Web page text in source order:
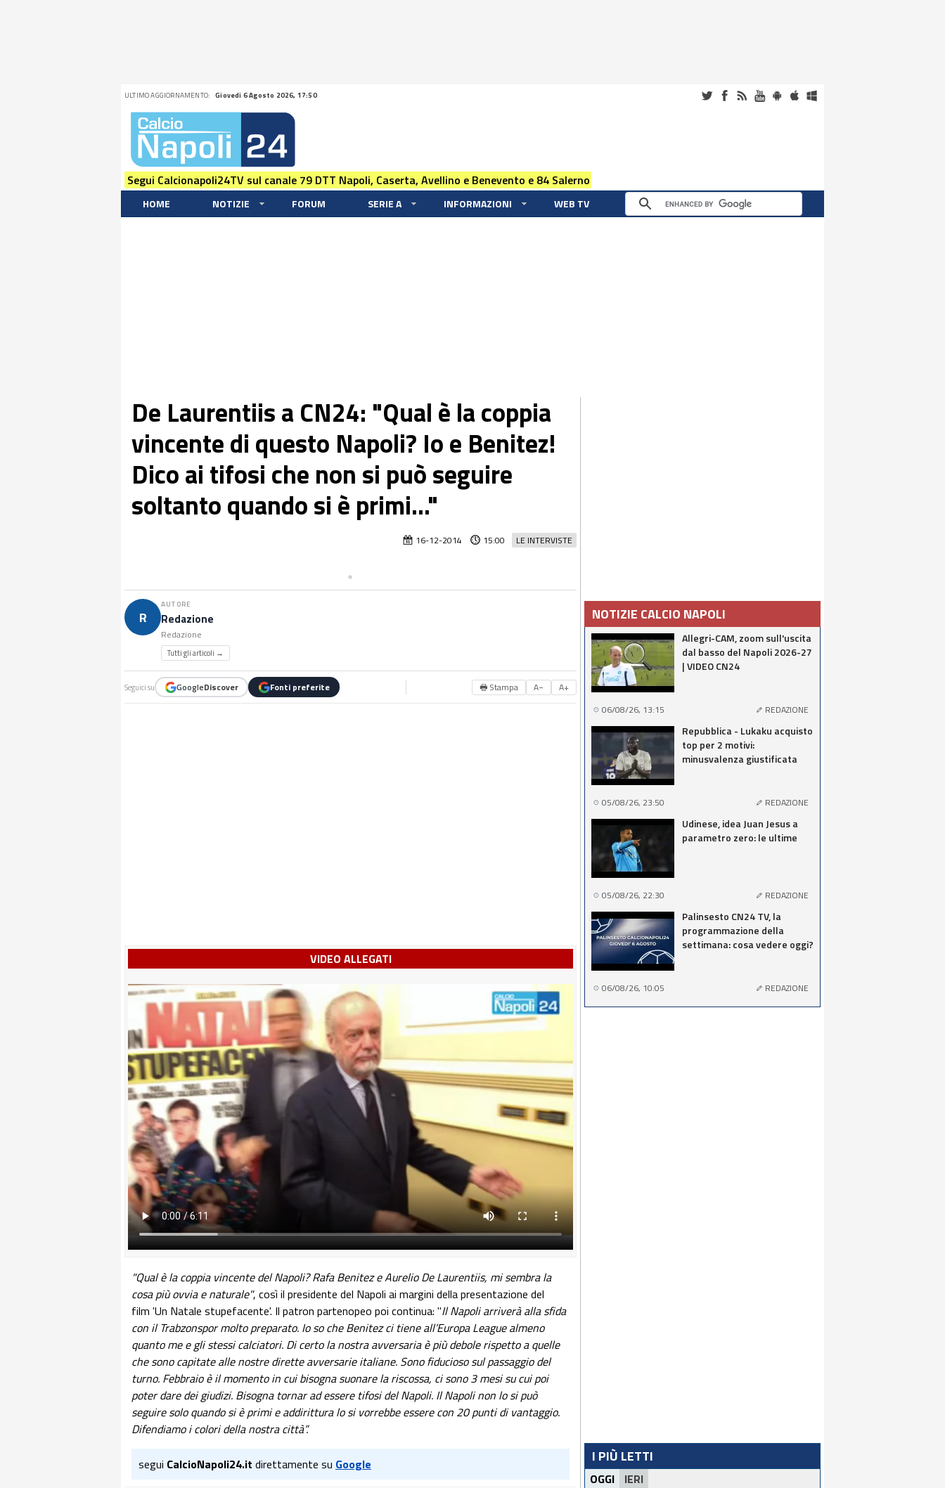
ULTIMO AGGIORNAMENTO: Giovedi 6 Agosto 2026, 17:50
Segui Calcionapoli24TV sul canale 79 DTT Napoli, Caserta, Avellino e Benevento e 84 Salerno
HOME NOTIZIE FORUM SERIE A INFORMAZIONI WEB TV
De Laurentiis a CN24: "Qual è la coppia
vincente di questo Napoli? Io e Benitez!
Dico ai tifosi che non si può seguire
soltanto quando si è primi..."
LE INTERVISTE
16-12-2014 15:00
R
AUTORE
Redazione
Redazione
Tutti gli articoli →
Seguici su GoogleDiscover Fonti preferite 🖶 Stampa A− A+
VIDEO ALLEGATI
"Qual è la coppia vincente del Napoli? Rafa Benitez e Aurelio De Laurentiis, mi sembra la
cosa più ovvia e naturale", così il presidente del Napoli ai margini della presentazione del
film 'Un Natale stupefacente'. Il patron partenopeo poi continua: "Il Napoli arriverà alla sfida
con il Trabzonspor molto preparato. Io so che Benitez ci tiene all’Europa League almeno
quanto me e gli stessi calciatori. Di certo la nostra avversaria è più debole rispetto a quelle
che sono capitate alle nostre dirette avversarie italiane. Sono fiducioso sul passaggio del
turno. Febbraio è il momento in cui bisogna suonare la riscossa, ci sono 3 mesi su cui poi
poter dare dei giudizi. Bisogna tornar ad essere tifosi del Napoli. Il Napoli non lo si può
seguire solo quando si è primi e addirittura lo si vorrebbe essere con 20 punti di vantaggio.
Difendiamo i colori della nostra città”.
segui CalcioNapoli24.it direttamente su Google
NOTIZIE CALCIO NAPOLI
Allegri-CAM, zoom sull'uscita
dal basso del Napoli 2026-27
| VIDEO CN24
06/08/26, 13:15 REDAZIONE
Repubblica - Lukaku acquisto
top per 2 motivi:
minusvalenza giustificata
05/08/26, 23:50 REDAZIONE
Udinese, idea Juan Jesus a
parametro zero: le ultime
05/08/26, 22:30 REDAZIONE
Palinsesto CN24 TV, la
programmazione della
settimana: cosa vedere oggi?
06/08/26, 10:05 REDAZIONE
I PIÙ LETTI
OGGI IERI